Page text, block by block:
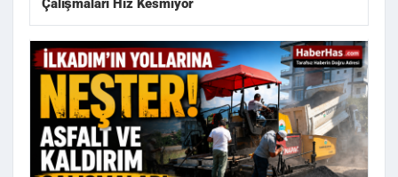
Çalışmaları Hız Kesmiyor